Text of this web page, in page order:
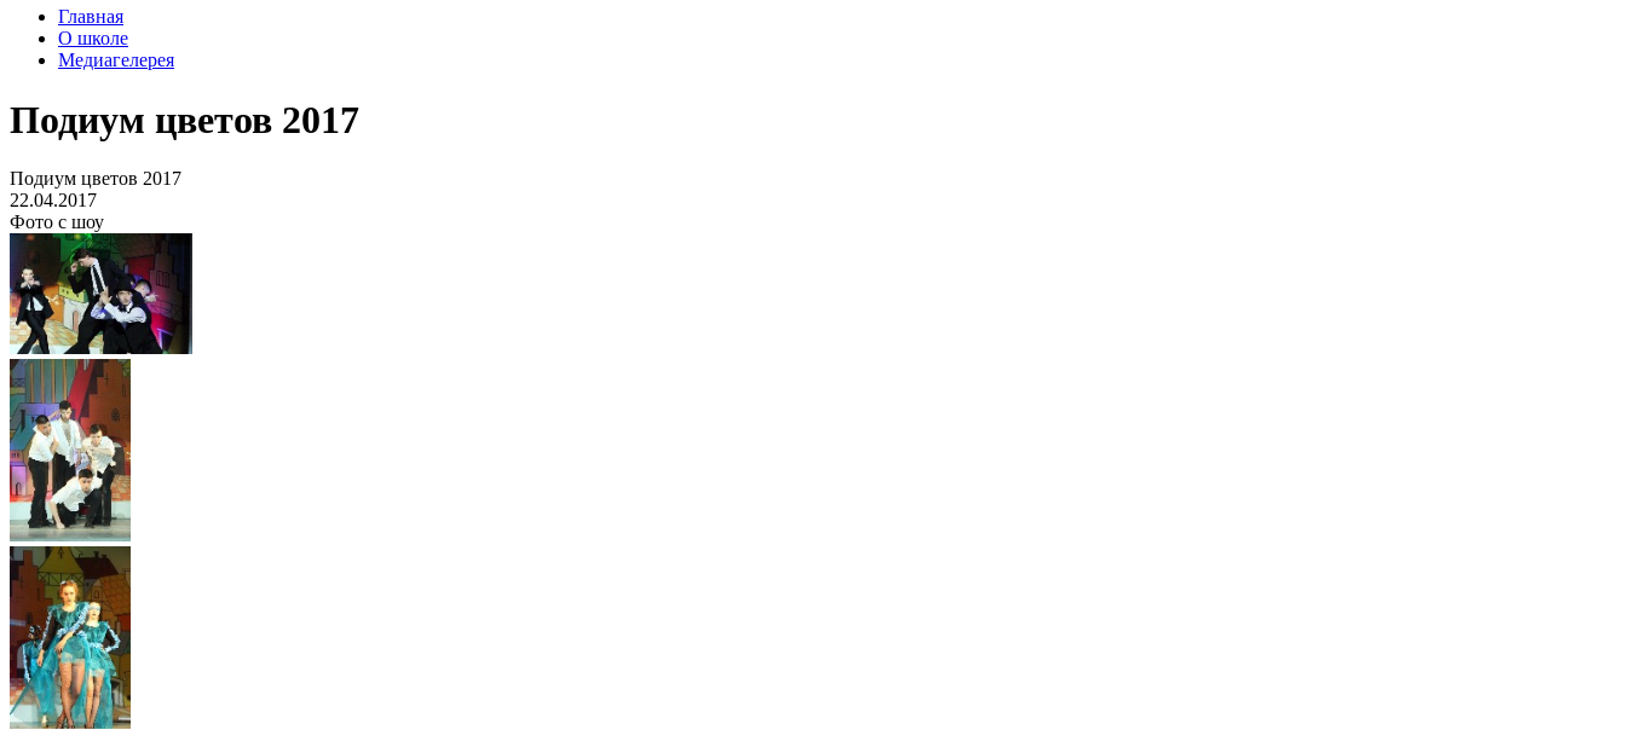
Главная
О школе
Медиагелерея
Подиум цветов 2017
Подиум цветов 2017
22.04.2017
Фото с шоу